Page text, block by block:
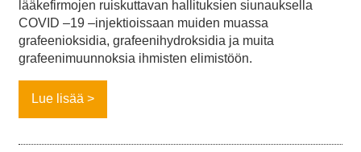
lääkefirmojen ruiskuttavan hallituksien siunauksella
COVID –19 –injektioissaan muiden muassa
grafeenioksidia, grafeenihydroksidia ja muita
grafeenimuunnoksia ihmisten elimistöön.
Lue lisää